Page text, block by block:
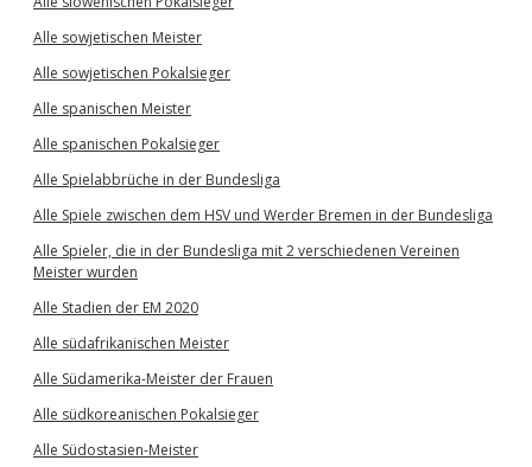
Alle sowjetischen Meister
Alle sowjetischen Pokalsieger
Alle spanischen Meister
Alle spanischen Pokalsieger
Alle Spielabbrüche in der Bundesliga
Alle Spiele zwischen dem HSV und Werder Bremen in der Bundesliga
Alle Spieler, die in der Bundesliga mit 2 verschiedenen Vereinen
Meister wurden
Alle Stadien der EM 2020
Alle südafrikanischen Meister
Alle Südamerika-Meister der Frauen
Alle südkoreanischen Pokalsieger
Alle Südostasien-Meister